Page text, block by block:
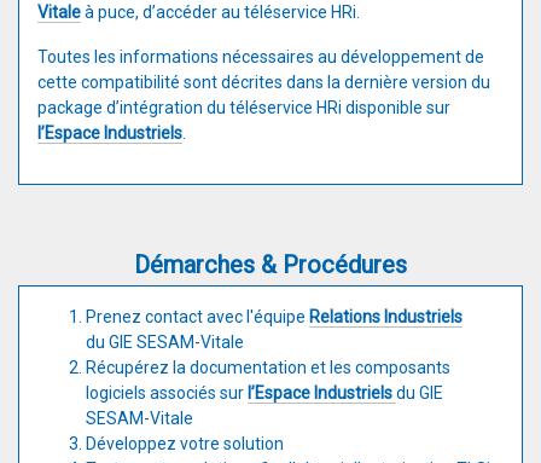
Vitaleà puce, d’accéder au téléservice HRi.
Toutes les informations nécessaires au développement de
cette compatibilité sont décrites dans la dernière version du
package d’intégration du téléservice HRi disponible sur
l’Espace Industriels
Démarches & Procédures
Prenez contact avec l'équipe Relations Industriels
du GIE SESAM-Vitale
Récupérez la documentation et les composants
logiciels associés sur l’Espace Industrielsdu GIE
SESAM-Vitale
Développez votre solution